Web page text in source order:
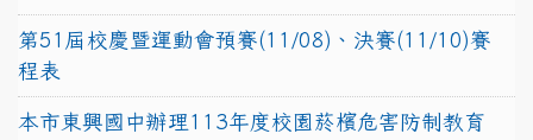
第51屆校慶暨運動會預賽(11/08)、決賽(11/10)賽
程表
本市東興國中辦理113年度校園菸檳危害防制教育